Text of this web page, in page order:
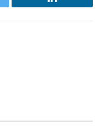
LinkedIn